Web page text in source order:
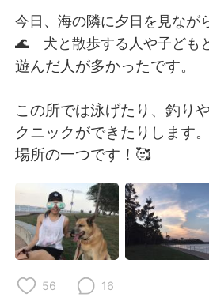
English 简体中文
繁體中文 Español
العربية Français
Deutsch 日本語
한국어 Русский
Indonesia
今日、海の隣に夕日を見なが
🌊 犬と散歩する人や子ども
遊んだ人が多かったです。
この所では泳げたり、釣り
クニックができたりします
場所の一つです！🥰
56 16